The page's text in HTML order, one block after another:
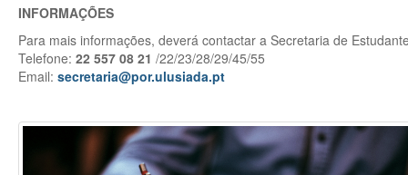
INFORMAÇÕES
Para mais informações, deverá contactar a Secretaria de
Telefone: 22 557 08 21 /22/23/28/29/45/55
Email: secretaria@por.ulusiada.pt